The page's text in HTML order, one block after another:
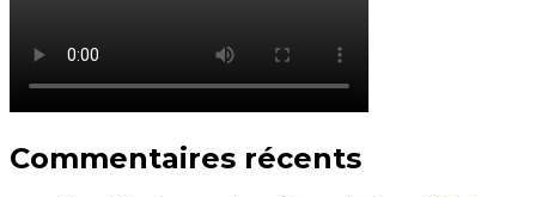
Commentaires récents